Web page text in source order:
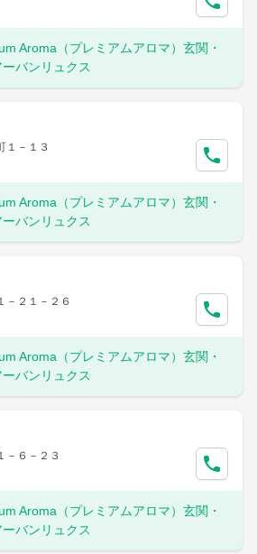
Aroma（プレミアムアロマ）玄関・
バンリュクス
１－１３
Aroma（プレミアムアロマ）玄関・
バンリュクス
－２１－２６
Aroma（プレミアムアロマ）玄関・
バンリュクス
－６－２３
Aroma（プレミアムアロマ）玄関・
バンリュクス